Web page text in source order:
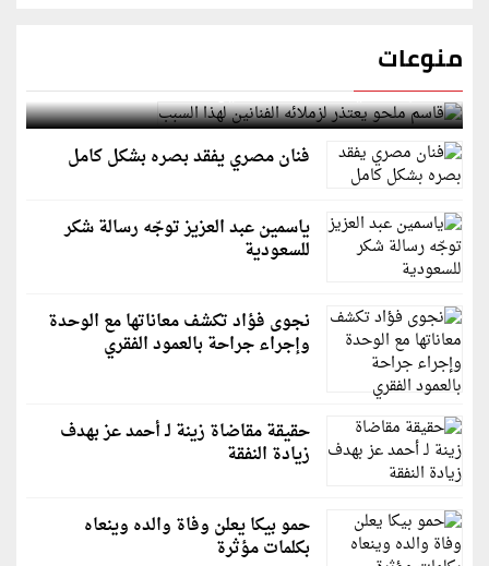
منوعات
قاسم ملحو يعتذر لزملائه الفنانين لهذا السبب
فنان مصري يفقد بصره بشكل كامل
ياسمين عبد العزيز توجّه رسالة شكر
للسعودية
نجوى فؤاد تكشف معاناتها مع الوحدة
وإجراء جراحة بالعمود الفقري
حقيقة مقاضاة زينة لـ أحمد عز بهدف
زيادة النفقة
حمو بيكا يعلن وفاة والده وينعاه
بكلمات مؤثرة